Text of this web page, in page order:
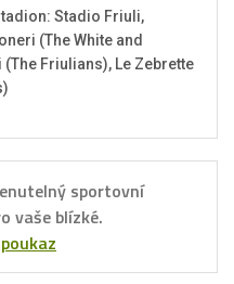
Stadio Friuli,
(The White and
(The Friulians), Le Zebrette
sportovní
vaše blízké.